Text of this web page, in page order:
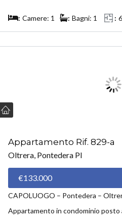
Camere: 1 Bagni: 1
Appartamento Rif. 829-a
Oltrera, Pontedera PI
€133.000
CAPOLUOGO – Pontedera –
Appartamento in condominio posto